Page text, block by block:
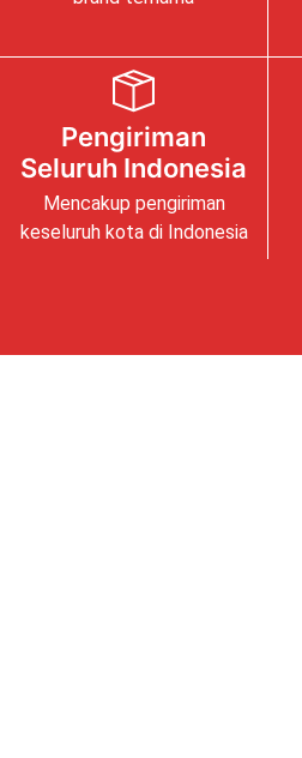
Pengiriman
Seluruh Indonesia
Mencakup pengiriman
keseluruh kota di Indonesia